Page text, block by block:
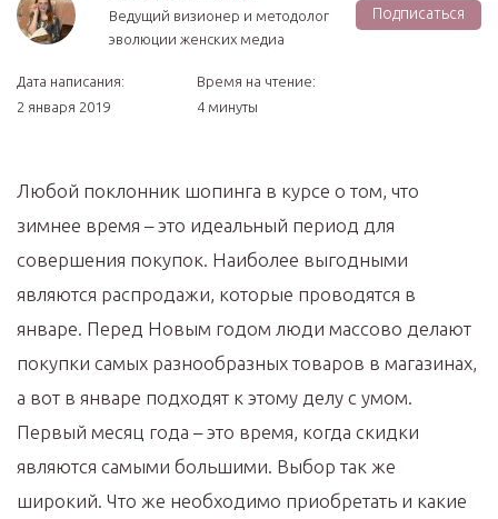
Ведущий визионер и методолог
эволюции женских медиа
Подписаться
Дата написания:
2 января 2019
Время на чтение:
4 минуты
Любой поклонник шопинга в курсе о том, что
зимнее время – это идеальный период для
совершения покупок. Наиболее выгодными
являются распродажи, которые проводятся в
январе. Перед Новым годом люди массово делают
покупки самых разнообразных товаров в магазинах,
а вот в январе подходят к этому делу с умом.
Первый месяц года – это время, когда скидки
являются самыми большими. Выбор так же
широкий. Что же необходимо приобретать и какие